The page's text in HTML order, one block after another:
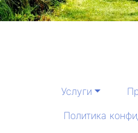
Услуги
Политика